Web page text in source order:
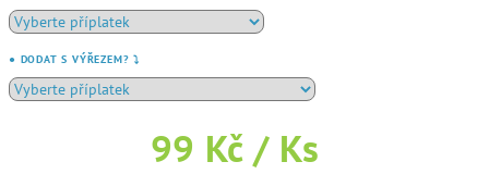
● DODAT S VÝŘEZEM? ⤵️
99 Kč / Ks